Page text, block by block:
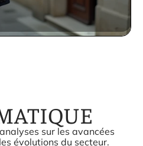
sur les avancées
évolutions du secteur.